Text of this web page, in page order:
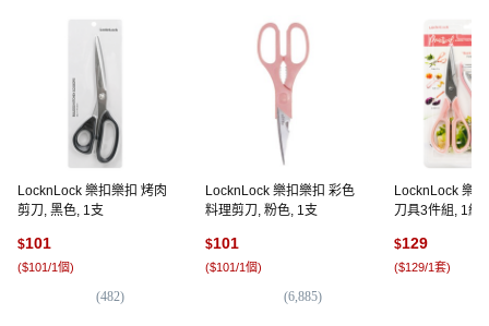
LocknLock 樂扣樂扣 烤肉
剪刀, 黑色, 1支
$101
($101/1個)
(482)
LocknLock 樂扣樂扣 彩色
料理剪刀, 粉色, 1支
$101
($101/1個)
(6,885)
LocknLock 樂
刀具3件組, 1組,
$129
($129/1套)